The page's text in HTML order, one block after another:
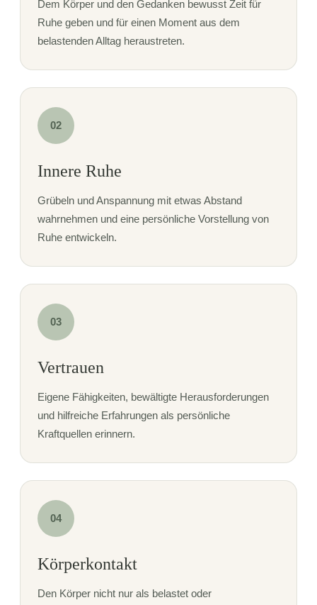
Dem Körper und den Gedanken bewusst Zeit für
Ruhe geben und für einen Moment aus dem
belastenden Alltag heraustreten.
02
Innere Ruhe
Grübeln und Anspannung mit etwas Abstand
wahrnehmen und eine persönliche Vorstellung von
Ruhe entwickeln.
03
Vertrauen
Eigene Fähigkeiten, bewältigte Herausforderungen
und hilfreiche Erfahrungen als persönliche
Kraftquellen erinnern.
04
Körperkontakt
Den Körper nicht nur als belastet oder